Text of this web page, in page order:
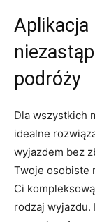
Aplikacja
podróży
Dla ​wszystkich
idealne
wyjazdem bez
Twoje osobiste
Ci
rodzaj